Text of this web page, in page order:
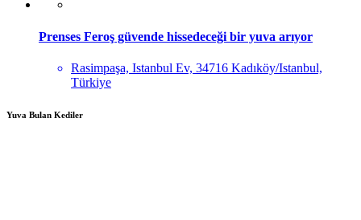
Prenses Feroş güvende hissedeceği bir yuva arıyor
Rasimpaşa, Istanbul Ev, 34716 Kadıköy/Istanbul,
Türkiye
Yuva Bulan Kediler